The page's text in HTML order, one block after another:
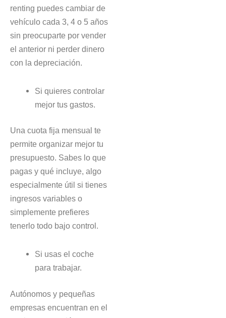
renting puedes cambiar de
vehículo cada 3, 4 o 5 años
sin preocuparte por vender
el anterior ni perder dinero
con la depreciación.
Si quieres controlar
mejor tus gastos.
Una cuota fija mensual te
permite organizar mejor tu
presupuesto. Sabes lo que
pagas y qué incluye, algo
especialmente útil si tienes
ingresos variables o
simplemente prefieres
tenerlo todo bajo control.
Si usas el coche
para trabajar.
Autónomos y pequeñas
empresas encuentran en el